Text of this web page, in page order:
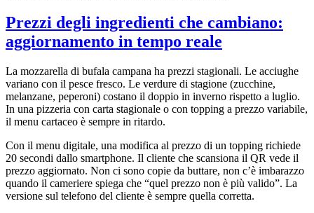
Prezzi degli ingredienti che cambiano:
aggiornamento in tempo reale
La mozzarella di bufala campana ha prezzi stagionali. Le acciughe
variano con il pesce fresco. Le verdure di stagione (zucchine,
melanzane, peperoni) costano il doppio in inverno rispetto a luglio.
In una pizzeria con carta stagionale o con topping a prezzo variabile,
il menu cartaceo è sempre in ritardo.
Con il menu digitale, una modifica al prezzo di un topping richiede
20 secondi dallo smartphone. Il cliente che scansiona il QR vede il
prezzo aggiornato. Non ci sono copie da buttare, non c’è imbarazzo
quando il cameriere spiega che “quel prezzo non è più valido”. La
versione sul telefono del cliente è sempre quella corretta.